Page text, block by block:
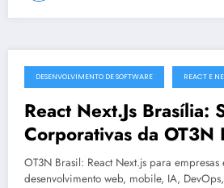
julho 19, 2025
DESENVOLVIMENTO DE SOFTWARE REACT E
React Next.Js Brasília:
Corporativas da
1568
OT3N Brasil: React Next.js para
desenvolvimento web, mobile, IA,